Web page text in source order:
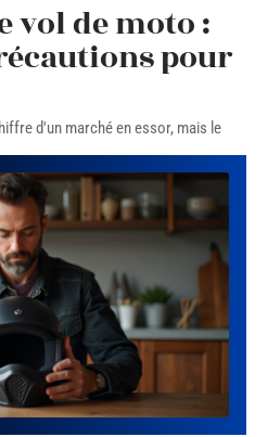
vol de moto :
pour
d'un marché en essor, mais le